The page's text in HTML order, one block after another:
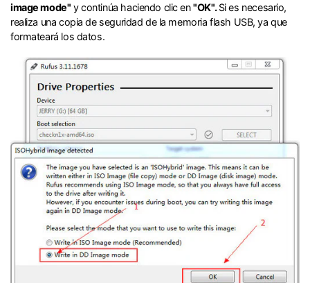
image mode" y continúa haciendo clic en"OK".󠀲󠀩󠀧󠀣󠀠󠀨󠀤󠀢󠀳󠀰Si es necesario,
realiza una copia de seguridad de la memoria flash USB, ya que
formateará los datos.󠀨󠀤󠀣󠀳